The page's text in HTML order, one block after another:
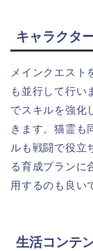
キャラクタ
メインクエスト
も並行して行い
でスキルを強化
きます。猫霊も
ルも戦闘で役立
る育成プランに
用するのも良い
生活コンテ